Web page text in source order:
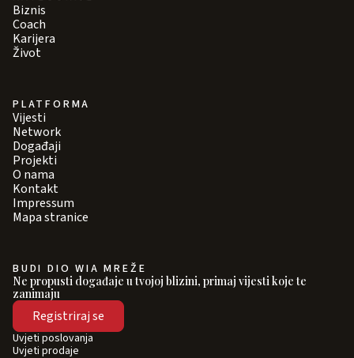
Biznis
Coach
Karijera
Život
PLATFORMA
Vijesti
Network
Događaji
Projekti
O nama
Kontakt
Impressum
Mapa stranice
BUDI DIO WIA MREŽE
Ne propusti događaje u tvojoj blizini, primaj vijesti koje te
zanimaju
Registriraj se
Uvjeti poslovanja
Uvjeti prodaje